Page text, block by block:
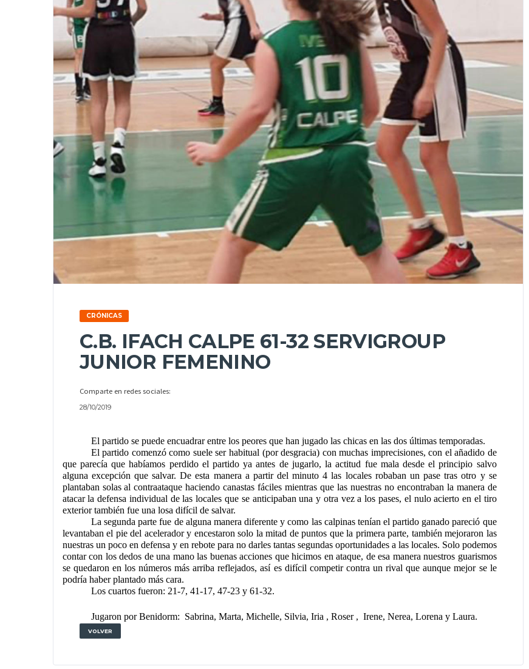
CRÓNICAS
C.B. IFACH CALPE 61-32 SERVIGROUP
JUNIOR FEMENINO
Comparte en redes sociales:
28/10/2019
El partido se puede encuadrar entre los peores que han jugado las chicas en las dos últimas temporadas.
El partido comenzó como suele ser habitual (por desgracia) con muchas imprecisiones, con el añadido de
que parecía que habíamos perdido el partido ya antes de jugarlo, la actitud fue mala desde el principio salvo
alguna excepción que salvar. De esta manera a partir del minuto 4 las locales robaban un pase tras otro y se
plantaban solas al contraataque haciendo canastas fáciles mientras que las nuestras no encontraban la manera de
atacar la defensa individual de las locales que se anticipaban una y otra vez a los pases, el nulo acierto en el tiro
exterior también fue una losa difícil de salvar.
La segunda parte fue de alguna manera diferente y como las calpinas tenían el partido ganado pareció que
levantaban el pie del acelerador y encestaron solo la mitad de puntos que la primera parte, también mejoraron las
nuestras un poco en defensa y en rebote para no darles tantas segundas oportunidades a las locales. Solo podemos
contar con los dedos de una mano las buenas acciones que hicimos en ataque, de esa manera nuestros guarismos
se quedaron en los números más arriba reflejados, así es difícil competir contra un rival que aunque mejor se le
podría haber plantado más cara.
Los cuartos fueron: 21-7, 41-17, 47-23 y 61-32.
Jugaron por Benidorm:  Sabrina, Marta, Michelle, Silvia, Iria , Roser ,  Irene, Nerea, Lorena y Laura.
VOLVER